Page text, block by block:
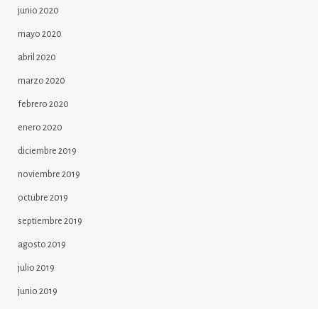
junio 2020
mayo 2020
abril 2020
marzo 2020
febrero 2020
enero 2020
diciembre 2019
noviembre 2019
octubre 2019
septiembre 2019
agosto 2019
julio 2019
junio 2019